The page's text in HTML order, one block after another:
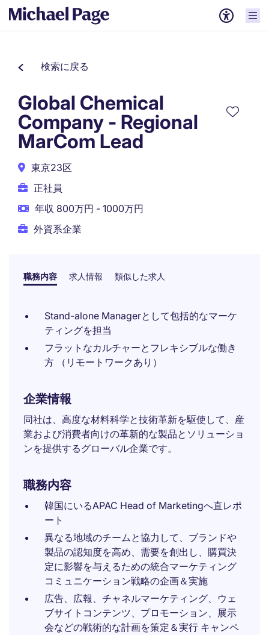
検索に戻る
Global Chemical
Company - Regional
MarCom Lead
東京23区
正社員
年収 800万円 - 1000万円
外資系企業
職務内容 求人情報 類似した求人
Stand-alone Managerとして包括的なマーケ
ティングを担当
フラットなカルチャーとフレキシブルな働き
方 （リモートワークあり）
企業情報
同社は、高度な材料科学と技術革新を駆使して、産
業および消費者向けの革新的な製品とソリューショ
ンを提供するグローバル企業です。
職務内容
韓国にいるAPAC Head of Marketingへ直レポ
ート
異なる地域のチームと協力して、ブランドや
製品の認知度を高め、需要を創出し、購買決
定に影響を与えるための統合マーケティング
コミュニケーション戦略の企画＆実施
広告、広報、チャネルマーケティング、ウェ
ブサイトコンテンツ、プロモーション、展示
会などの戦術的な計画を策定＆実行 キャンペ